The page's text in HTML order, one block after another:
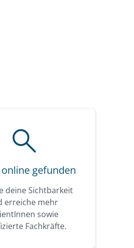
gefunden
deine Sichtbarkeit
erreiche mehr
sowie
Fachkräfte.